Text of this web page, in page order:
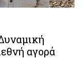
αγορά